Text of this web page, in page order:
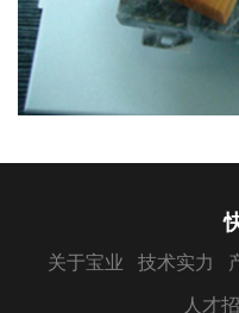
关于宝业 技术实力
人才